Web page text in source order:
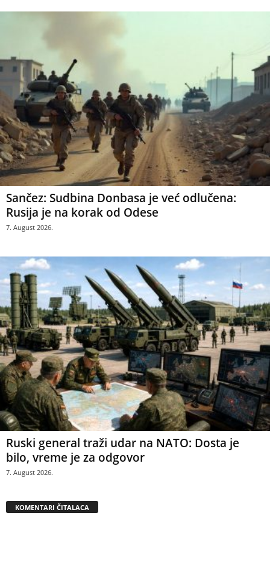
Sančez: Sudbina Donbasa je već odlučena:
Rusija je na korak od Odese
7. August 2026.
Ruski general traži udar na NATO: Dosta je
bilo, vreme je za odgovor
7. August 2026.
KOMENTARI ČITALACA